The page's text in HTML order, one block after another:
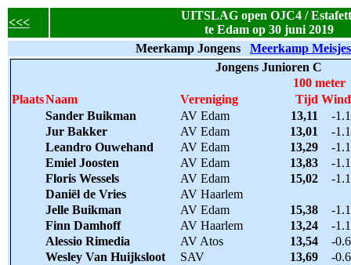
<<<
UITSLAG open OJC4 /
te Edam op 30 juni 2019
Meerkamp Jongens
Meerkamp Meisjes
Jongens Junioren C
100 meter
PlaatsNaam Vereniging Tijd Wind
Sander Buikman
AV Edam 13,11
-1.1
Jur Bakker
AV Edam 13,01
-1.1
Leandro Ouwehand
AV Edam 13,29
-1.1
Emiel Joosten
AV Edam 13,83
-1.1
Floris Wessels
AV Edam 15,02
-1.1
Daniël de Vries
AV Haarlem
Jelle Buikman
AV Edam 15,38
-1.1
Finn Damhoff
AV Haarlem 13,24
-1.1
Alessio Rimedia
AV Atos 13,54
-0.6
Wesley Van Huijksloot
SAV 13,69
-0.6